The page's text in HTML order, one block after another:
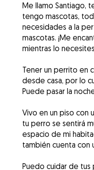
Me llamo Santiago,
tengo mascotas,
necesidades a la
mascotas. ¡Me
mientras lo
Tener un perrito en
desde casa, por lo
Puede pasar la
Vivo en un piso con
tu perro se sentirá
espacio de mi
también cuenta con
Puedo cuidar de